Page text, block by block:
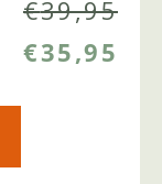
€39,95
€35,95